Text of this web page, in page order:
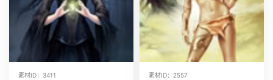
该美工上传了小说封面素材图 素材ID:10803
该美工上传了
小说封面素材图 素材ID:10802
小说封面素材图 素材ID:10797
素材ID：3411 素材ID：2557